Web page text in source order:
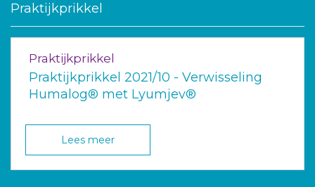
Praktijkprikkel
Praktijkprikkel
Praktijkprikkel 2021/10 - Verwisseling
Humalog® met Lyumjev®
Lees meer